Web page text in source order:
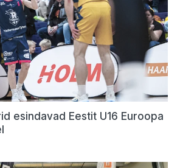
esindavad Eestit U16 Euroopa